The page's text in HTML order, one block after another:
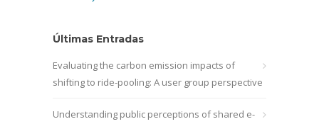
Últimas Entradas
Evaluating the carbon emission impacts of
shifting to ride-pooling: A user group perspective
Understanding public perceptions of shared e-